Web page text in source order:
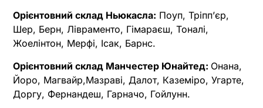
Орієнтовний склад Ньюкасла: Поуп, Тріпп’єр,
Шер, Берн, Лівраменто, Гімараєш, Тоналі,
Жоелінтон, Мерфі, Ісак, Барнс.
Орієнтовний склад Манчестер Юнайтед: Онана,
Йоро, Магвайр,Мазраві, Далот, Каземіро, Угарте,
Доргу, Фернандеш, Гарначо, Гойлунн.